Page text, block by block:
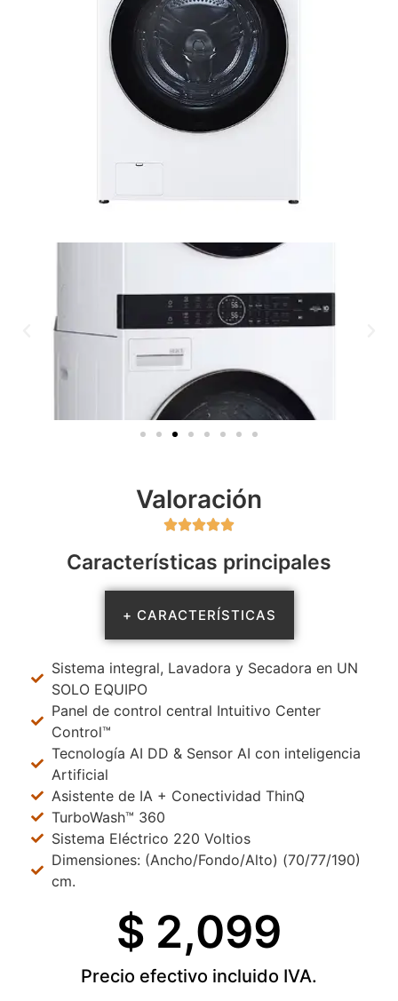
Valoración

Características principales
+ CARACTERÍSTICAS
Sistema integral, Lavadora y Secadora en UN
SOLO EQUIPO
Panel de control central Intuitivo Center
Control™
Tecnología AI DD & Sensor AI con inteligencia
Artificial
Asistente de IA + Conectividad ThinQ
TurboWash™ 360
Sistema Eléctrico 220 Voltios
Dimensiones: (Ancho/Fondo/Alto) (70/77/190)
cm.
Precio efectivo incluido IVA.
$ 2,099